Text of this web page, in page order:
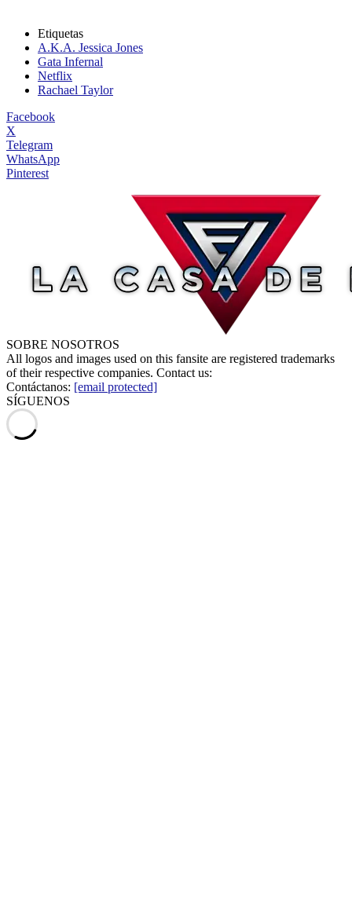
Etiquetas
A.K.A. Jessica Jones
Gata Infernal
Netflix
Rachael Taylor
Facebook
X
Telegram
WhatsApp
Pinterest
SOBRE NOSOTROS
All logos and images used on this fansite are registered trademarks
of their respective companies. Contact us:
Contáctanos: [email protected]
SÍGUENOS